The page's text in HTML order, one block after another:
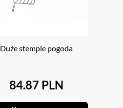
Duże stemple pogoda
84.87 PLN